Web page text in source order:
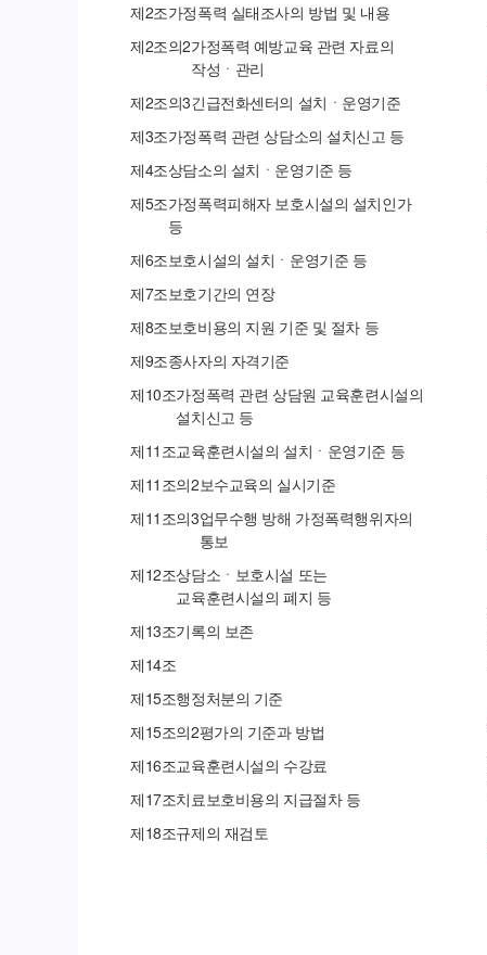
제2조가정폭력 실태조사의 방법 및 내용
제2조의2가정폭력 예방교육 관련 자료의
작성ㆍ관리
제2조의3긴급전화센터의 설치ㆍ운영기준
제3조가정폭력 관련 상담소의 설치신고 등
제4조상담소의 설치ㆍ운영기준 등
제5조가정폭력피해자 보호시설의 설치인가
등
제6조보호시설의 설치ㆍ운영기준 등
제7조보호기간의 연장
제8조보호비용의 지원 기준 및 절차 등
제9조종사자의 자격기준
제10조가정폭력 관련 상담원 교육훈련시설의
설치신고 등
제11 조교육훈련시설의 설치ㆍ운영기준 등
제11 조의2보수교육의 실시기준
제11 조의3업무수행 방해 가정폭력행위자의
통보
제12조상담소ㆍ보호시설 또는
교육훈련시설의 폐지 등
제13조기록의 보존
제14조
제15조행정처분의 기준
제15조의2평가의 기준과 방법
제16조교육훈련시설의 수강료
제17조치료보호비용의 지급절차 등
제18조규제의 재검토